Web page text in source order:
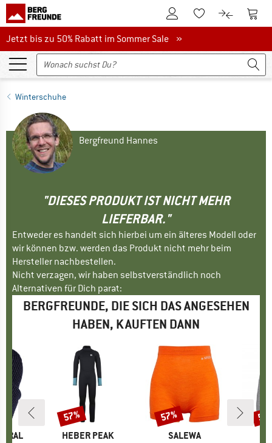
Zum KundenkontoZum Merkzettel.
Zum Zum
Jetzt bis zu 50% Rabatt im Sommer Sale
Jetzt bis zu 50% Rabatt im Sommer Sale »
Winterschuhe
Bergfreund Hannes
"DIESES PRODUKT IST NICHT MEHR
LIEFERBAR."
Entweder es handelt sich hierbei um ein älteres Modell oder
wir können bzw. werden das Produkt nicht mehr beim
Hersteller nachbestellen.
Nicht verzagen, wir haben selbstverständlich noch
Alternativen für Dich parat:
BERGFREUNDE, DIE SICH DAS ANGESEHEN
HABEN, KAUFTEN DANN
MARKE
HEBER PEAK
Rabatt
57%
MARKE
SALEWA
Rabatt
57%